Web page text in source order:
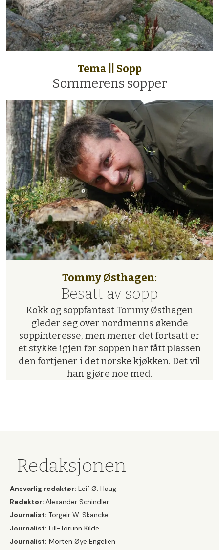
Tema || Sopp
Sommerens sopper
Tommy Østhagen:
Besatt av sopp
Kokk og soppfantast Tommy Østhagen
gleder seg over nordmenns økende
soppinteresse, men mener det fortsatt er
et stykke igjen før soppen har fått plassen
den fortjener i det norske kjøkken. Det vil
han gjøre noe med.
Redaksjonen
Ansvarlig redaktør: Leif Ø. Haug
Redaktør: Alexander Schindler
Journalist: Torgeir W. Skancke
Journalist: Lill-Torunn Kilde
Journalist: Morten Øye Engelien